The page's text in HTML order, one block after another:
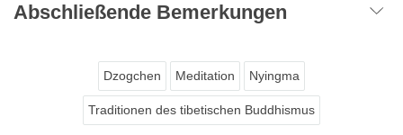
Abschließende Bemerkungen
Dzogchen Meditation Nyingma
Traditionen des tibetischen Buddhismus